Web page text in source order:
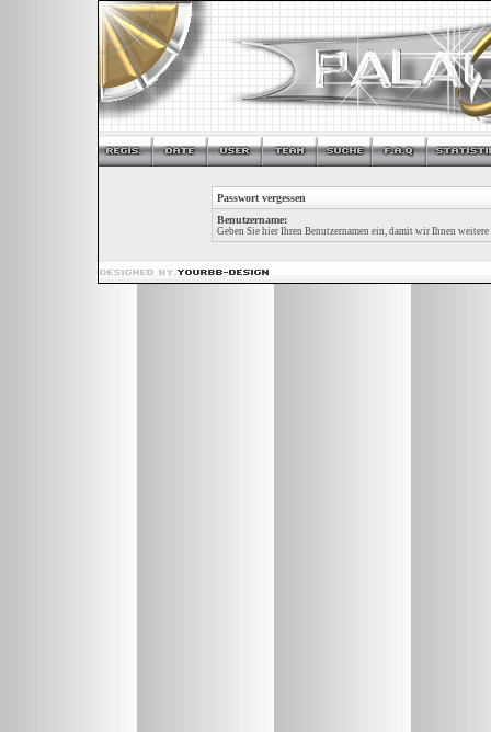
Passwort vergessen
Benutzername:
Geben Sie hier Ihren Benutzernamen ein, damit wir Ihnen